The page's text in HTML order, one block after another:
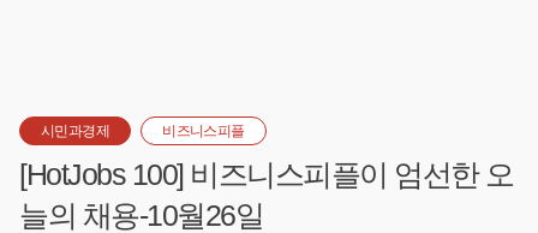
시민과경제 비즈니스피플
[HotJobs 100] 비즈니스피플이 엄선한 오
늘의 채용-10월26일